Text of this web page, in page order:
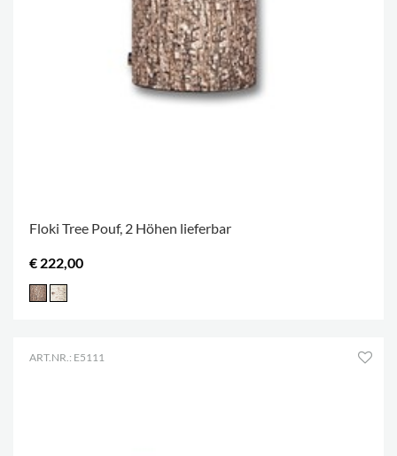
Floki Tree Pouf, 2 Höhen lieferbar
€ 222,00
ART.NR.: E5111